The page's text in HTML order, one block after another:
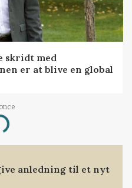
skridt med
er at blive en global
anledning til et nyt